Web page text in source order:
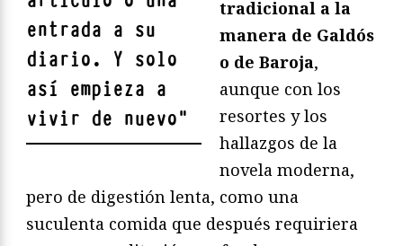
entrada a su
diario. Y solo
así empieza a
vivir de nuevo"
tradicional a la
manera de Galdós
o de Baroja,
aunque con los
resortes y los
hallazgos de la
novela moderna,
pero de digestión lenta, como una
suculenta comida que después requiriera